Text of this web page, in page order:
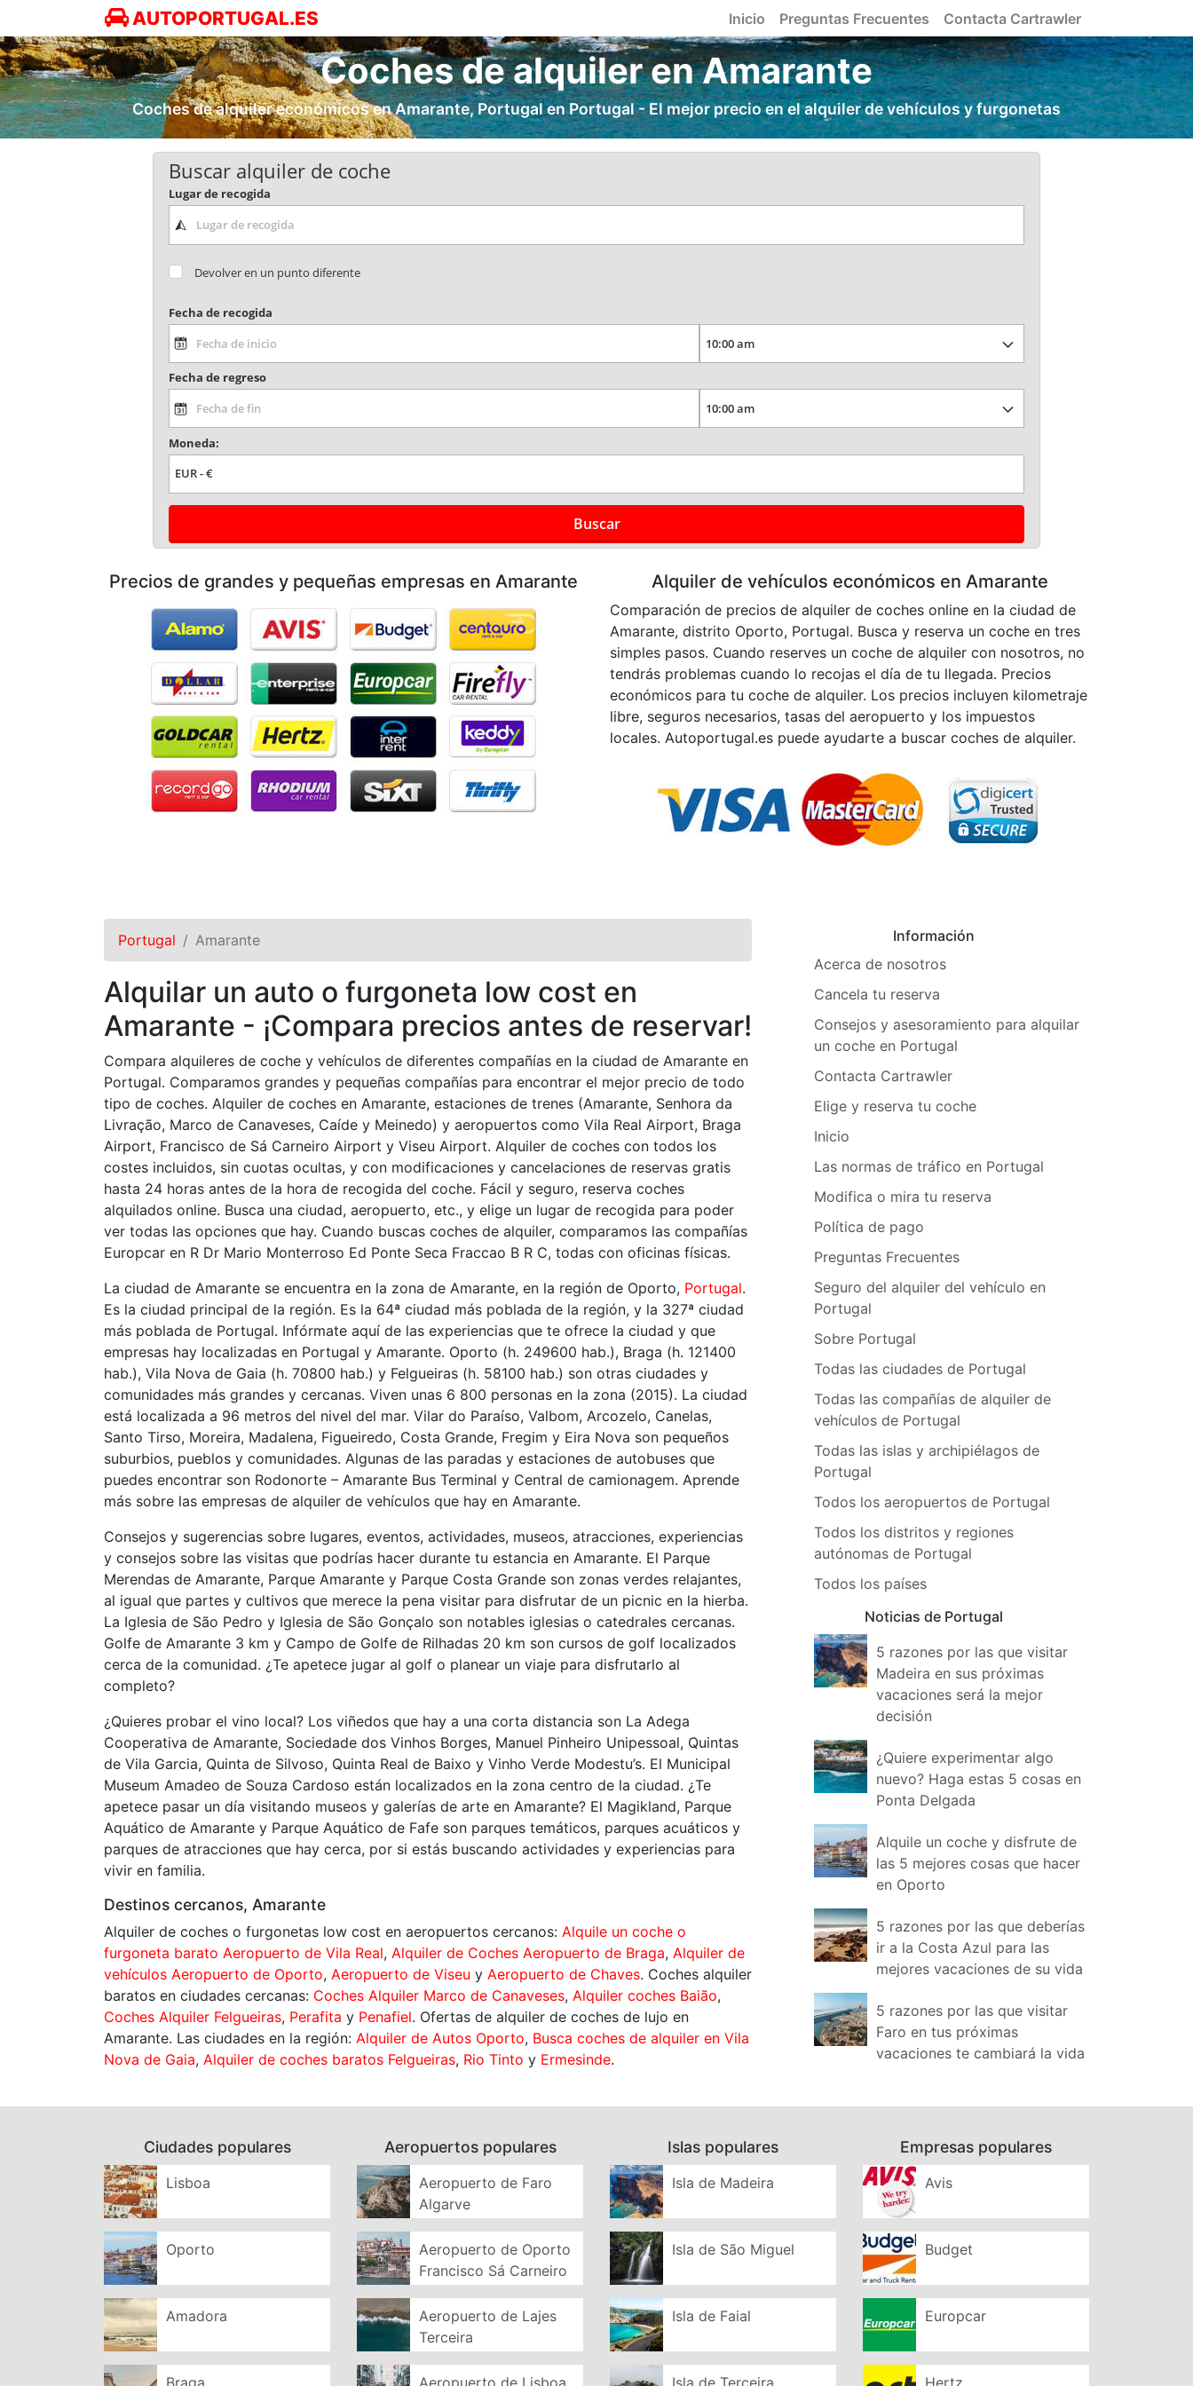
AUTOPORTUGAL.ES Inicio Preguntas Frecuentes Contacta Cartrawler
Coches de alquiler en Amarante
Coches de alquiler económicos en Amarante, Portugal en Portugal - El mejor precio en el alquiler de vehículos y furgonetas
Buscar alquiler de coche
Lugar de recogida
Devolver en un punto diferente
Fecha de recogida
Fecha de regreso
Moneda:
Buscar
Precios de grandes y pequeñas empresas en Amarante Alquiler de vehículos económicos en Amarante
Comparación de precios de alquiler de coches online en la ciudad de
Amarante, distrito Oporto, Portugal. Busca y reserva un coche en tres
simples pasos. Cuando reserves un coche de alquiler con nosotros, no
tendrás problemas cuando lo recojas el día de tu llegada. Precios
económicos para tu coche de alquiler. Los precios incluyen kilometraje
libre, seguros necesarios, tasas del aeropuerto y los impuestos
locales. Autoportugal.es puede ayudarte a buscar coches de alquiler.
Portugal Amarante
Alquilar un auto o furgoneta low cost en
Amarante - ¡Compara precios antes de reservar!
Compara alquileres de coche y vehículos de diferentes compañías en la ciudad de Amarante en
Portugal. Comparamos grandes y pequeñas compañías para encontrar el mejor precio de todo
tipo de coches. Alquiler de coches en Amarante, estaciones de trenes (Amarante, Senhora da
Livração, Marco de Canaveses, Caíde y Meinedo) y aeropuertos como Vila Real Airport, Braga
Airport, Francisco de Sá Carneiro Airport y Viseu Airport. Alquiler de coches con todos los
costes incluidos, sin cuotas ocultas, y con modificaciones y cancelaciones de reservas gratis
hasta 24 horas antes de la hora de recogida del coche. Fácil y seguro, reserva coches
alquilados online. Busca una ciudad, aeropuerto, etc., y elige un lugar de recogida para poder
ver todas las opciones que hay. Cuando buscas coches de alquiler, comparamos las compañías
Europcar en R Dr Mario Monterroso Ed Ponte Seca Fraccao B R C, todas con oficinas físicas.
La ciudad de Amarante se encuentra en la zona de Amarante, en la región de Oporto, Portugal.
Es la ciudad principal de la región. Es la 64ª ciudad más poblada de la región, y la 327ª ciudad
más poblada de Portugal. Infórmate aquí de las experiencias que te ofrece la ciudad y que
empresas hay localizadas en Portugal y Amarante. Oporto (h. 249600 hab.), Braga (h. 121400
hab.), Vila Nova de Gaia (h. 70800 hab.) y Felgueiras (h. 58100 hab.) son otras ciudades y
comunidades más grandes y cercanas. Viven unas 6 800 personas en la zona (2015). La ciudad
está localizada a 96 metros del nivel del mar. Vilar do Paraíso, Valbom, Arcozelo, Canelas,
Santo Tirso, Moreira, Madalena, Figueiredo, Costa Grande, Fregim y Eira Nova son pequeños
suburbios, pueblos y comunidades. Algunas de las paradas y estaciones de autobuses que
puedes encontrar son Rodonorte – Amarante Bus Terminal y Central de camionagem. Aprende
más sobre las empresas de alquiler de vehículos que hay en Amarante.
Consejos y sugerencias sobre lugares, eventos, actividades, museos, atracciones, experiencias
y consejos sobre las visitas que podrías hacer durante tu estancia en Amarante. El Parque
Merendas de Amarante, Parque Amarante y Parque Costa Grande son zonas verdes relajantes,
al igual que partes y cultivos que merece la pena visitar para disfrutar de un picnic en la hierba.
La Iglesia de São Pedro y Iglesia de São Gonçalo son notables iglesias o catedrales cercanas.
Golfe de Amarante 3 km y Campo de Golfe de Rilhadas 20 km son cursos de golf localizados
cerca de la comunidad. ¿Te apetece jugar al golf o planear un viaje para disfrutarlo al
completo?
¿Quieres probar el vino local? Los viñedos que hay a una corta distancia son La Adega
Cooperativa de Amarante, Sociedade dos Vinhos Borges, Manuel Pinheiro Unipessoal, Quintas
de Vila Garcia, Quinta de Silvoso, Quinta Real de Baixo y Vinho Verde Modestu’s. El Municipal
Museum Amadeo de Souza Cardoso están localizados en la zona centro de la ciudad. ¿Te
apetece pasar un día visitando museos y galerías de arte en Amarante? El Magikland, Parque
Aquático de Amarante y Parque Aquático de Fafe son parques temáticos, parques acuáticos y
parques de atracciones que hay cerca, por si estás buscando actividades y experiencias para
vivir en familia.
Destinos cercanos, Amarante
Alquiler de coches o furgonetas low cost en aeropuertos cercanos: Alquile un coche o
furgoneta barato Aeropuerto de Vila Real, Alquiler de Coches Aeropuerto de Braga, Alquiler de
vehículos Aeropuerto de Oporto, Aeropuerto de Viseu y Aeropuerto de Chaves. Coches alquiler
baratos en ciudades cercanas: Coches Alquiler Marco de Canaveses, Alquiler coches Baião,
Coches Alquiler Felgueiras, Perafita y Penafiel. Ofertas de alquiler de coches de lujo en
Amarante. Las ciudades en la región: Alquiler de Autos Oporto, Busca coches de alquiler en Vila
Nova de Gaia, Alquiler de coches baratos Felgueiras, Rio Tinto y Ermesinde.
Información
Acerca de nosotros
Cancela tu reserva
Consejos y asesoramiento para alquilar
un coche en Portugal
Contacta Cartrawler
Elige y reserva tu coche
Inicio
Las normas de tráfico en Portugal
Modifica o mira tu reserva
Política de pago
Preguntas Frecuentes
Seguro del alquiler del vehículo en
Portugal
Sobre Portugal
Todas las ciudades de Portugal
Todas las compañías de alquiler de
vehículos de Portugal
Todas las islas y archipiélagos de
Portugal
Todos los aeropuertos de Portugal
Todos los distritos y regiones
autónomas de Portugal
Todos los países
Noticias de Portugal
5 razones por las que visitar
Madeira en sus próximas
vacaciones será la mejor
decisión
¿Quiere experimentar algo
nuevo? Haga estas 5 cosas en
Ponta Delgada
Alquile un coche y disfrute de
las 5 mejores cosas que hacer
en Oporto
5 razones por las que deberías
ir a la Costa Azul para las
mejores vacaciones de su vida
5 razones por las que visitar
Faro en tus próximas
vacaciones te cambiará la vida
Ciudades populares
Lisboa
Oporto
Amadora
Braga
Aeropuertos populares
Aeropuerto de Faro
Algarve
Aeropuerto de Oporto
Francisco Sá Carneiro
Aeropuerto de Lajes
Terceira
Aeropuerto de Lisboa
Islas populares
Isla de Madeira
Isla de São Miguel
Isla de Faial
Isla de Terceira
Empresas populares
Avis
Budget
Europcar
Hertz